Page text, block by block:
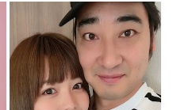
んで辞めます」⇒ 結果・・・